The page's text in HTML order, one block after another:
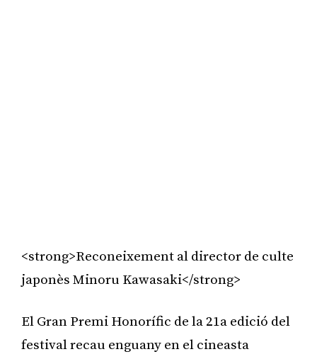
<strong>Reconeixement al director de culte
japonès Minoru Kawasaki</strong>
El Gran Premi Honorífic de la 21a edició del
festival recau enguany en el cineasta